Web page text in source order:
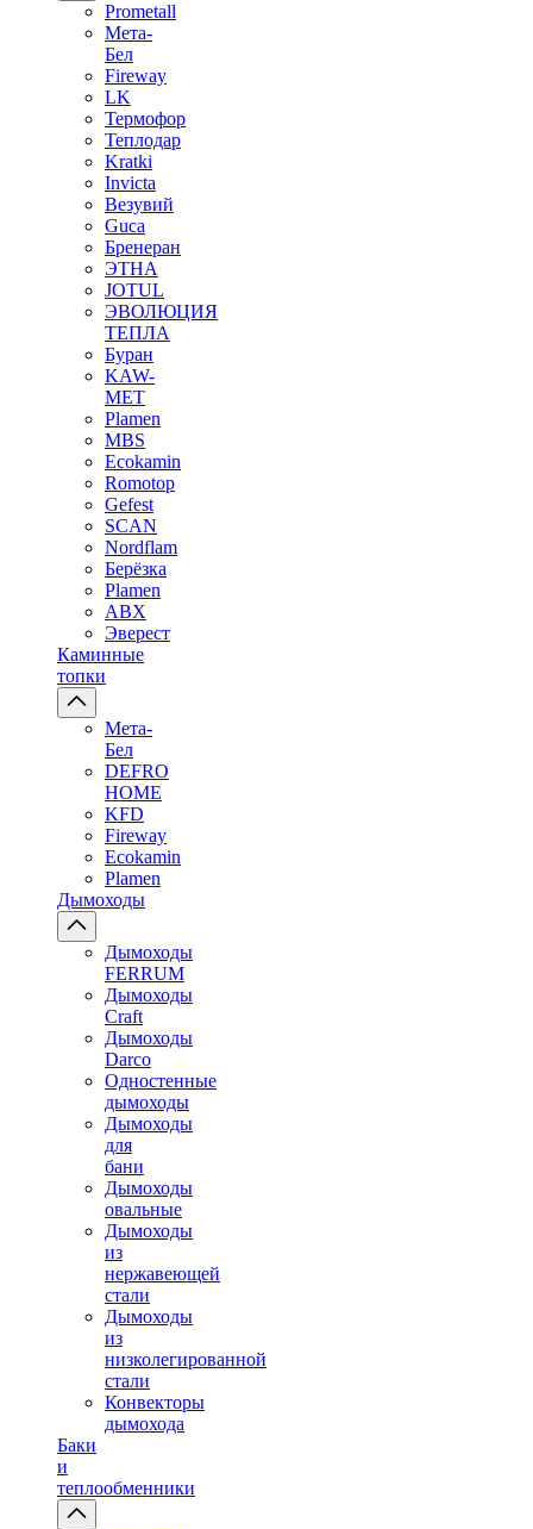
Prometall
Мета-
Бел
Fireway
LK
Термофор
Теплодар
Kratki
Invicta
Везувий
Guca
Бренеран
ЭТНА
JOTUL
ЭВОЛЮЦИЯ
ТЕПЛА
Буран
KAW-
MET
Plamen
MBS
Ecokamin
Romotop
Gefest
SCAN
Nordflam
Берёзка
Plamen
ABX
Эверест
Каминные
топки
Мета-
Бел
DEFRO
HOME
KFD
Fireway
Ecokamin
Plamen
Дымоходы
Дымоходы
FERRUM
Дымоходы
Craft
Дымоходы
Darco
Одностенные
дымоходы
Дымоходы
для
бани
Дымоходы
овальные
Дымоходы
из
нержавеющей
стали
Дымоходы
из
низколегированной
стали
Конвекторы
дымохода
Баки
и
теплообменники